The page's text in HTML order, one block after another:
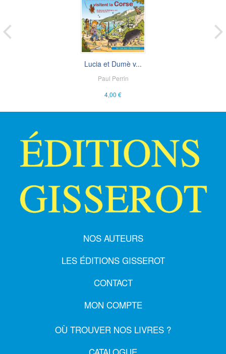
Lucia et Dumè v...
Paul Perrin
4,00 €
NOS AUTEURS
LES ÉDITIONS GISSEROT
CONTACT
MON COMPTE
OÙ TROUVER NOS LIVRES ?